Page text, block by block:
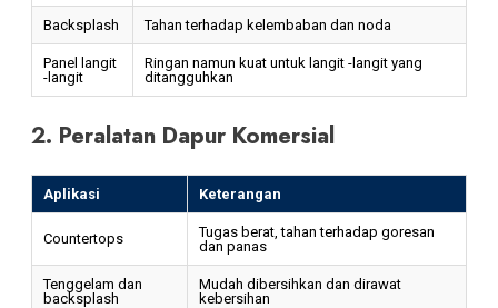
Backsplash Tahan terhadap kelembaban dan noda
Panel langit
-langit
Ringan namun kuat untuk langit -langit yang
ditangguhkan
2. Peralatan Dapur Komersial
Aplikasi Keterangan
Countertops
Tugas berat, tahan terhadap goresan
dan panas
Tenggelam dan
backsplash
Mudah dibersihkan dan dirawat
kebersihan